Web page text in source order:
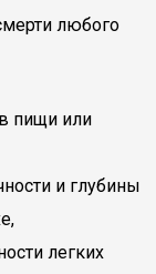
любого
пищи или
и глубины
легких